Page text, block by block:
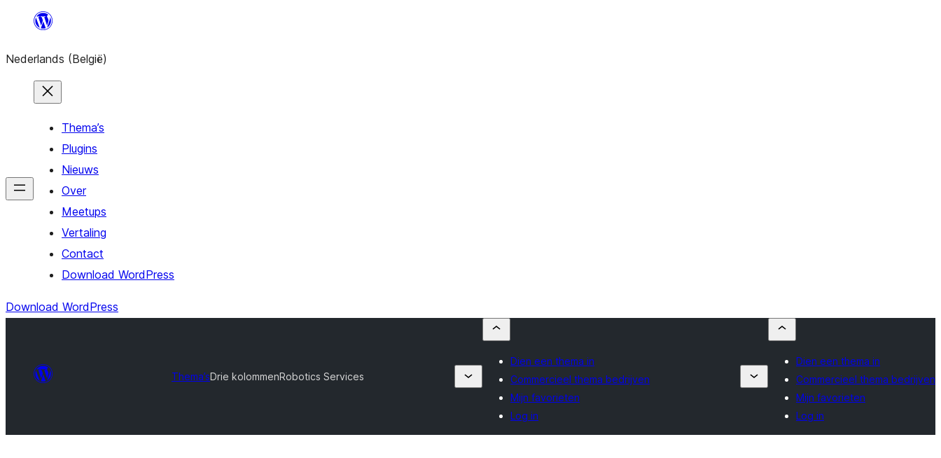
Spring
de
inhoud
Nederlands (België)
Thema’s
Plugins
Nieuws
Over
Meetups
Vertaling
Contact
Download WordPress
Download WordPress
Thema’sDrie kolommenRobotics Services
Dien een thema in
Commercieel thema bedrijven
Mijn favorieten
Log in
Dien een thema in
Commercieel thema bedrijven
Mijn favorieten
Log in